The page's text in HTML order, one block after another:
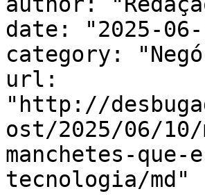
date: "2025-
category:
url:
"http://
ost/2025/06/10/
manchetes-
tecnologia/md"